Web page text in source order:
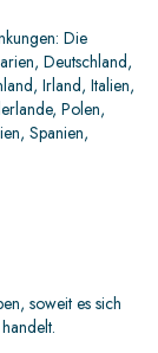
Die
Deutschland,
Irland, Italien,
Polen,
Spanien,
soweit es sich